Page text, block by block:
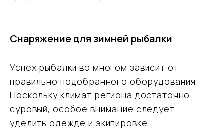
Снаряжение для зимней рыбалки
Успех рыбалки во многом зависит от
правильно подобранного оборудования.
Поскольку климат региона достаточно
суровый, особое внимание следует
уделить одежде и экипировке.